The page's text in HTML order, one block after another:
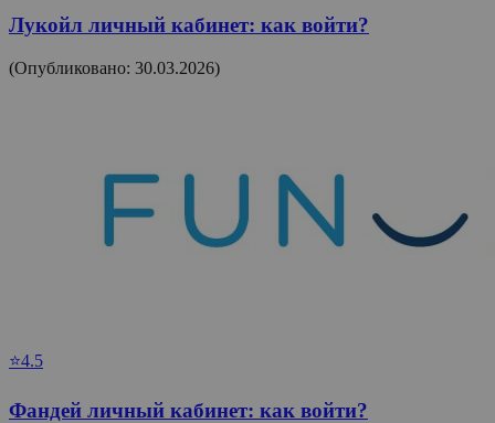
Лукойл личный кабинет: как войти?
(Опубликовано: 30.03.2026)
⭐4.5
Фандей личный кабинет: как войти?